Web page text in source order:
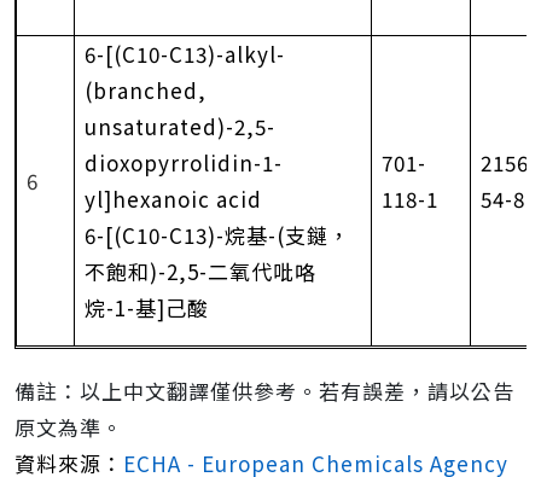
6
6-[(C10-C13)-alkyl-
(branched,
unsaturated)-2,5-
dioxopyrrolidin-1-
yl]hexanoic acid
6-[(C10-C13)-烷基-(支鏈，
不飽和)-2,5-二氧代吡咯
烷-1-基]己酸
701-
118-1
54-8
備註：以上中文翻譯僅供參考。若有誤差，請以公告
原文為準。
資料來源： ECHA - European Chemicals Agency